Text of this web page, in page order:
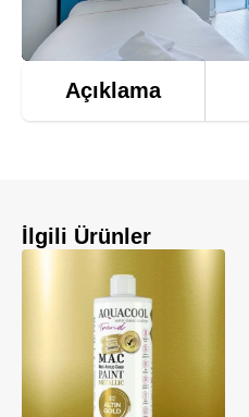
Açıklama
İlgili Ürünler